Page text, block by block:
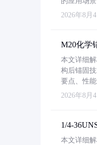
2026年8月4
M20化学
本文详细
构后锚固
要点、性
2026年8月4
1/4-
本文详细